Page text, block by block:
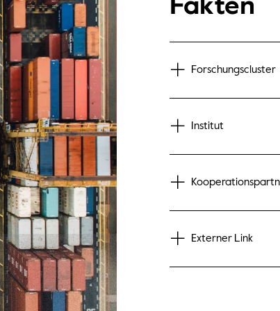
Fakten
Forschungscluster
Institut
Externer Link